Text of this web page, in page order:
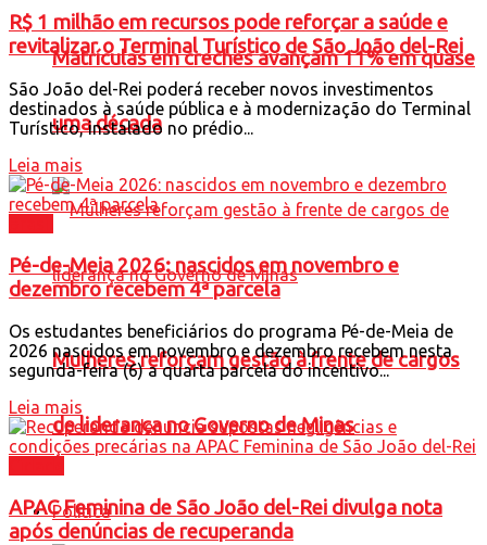
Matrículas em creches avançam 11% em quase
uma década
Mulheres reforçam gestão à frente de cargos
de liderança no Governo de Minas
Política
R$ 1 milhão em recursos pode reforçar a saúde e
revitalizar o Terminal Turístico de São João del-Rei
São João del-Rei poderá receber novos investimentos
destinados à saúde pública e à modernização do Terminal
Turístico, instalado no prédio...
Leia mais
Pé-de-Meia 2026: nascidos em novembro e
dezembro recebem 4ª parcela
Os estudantes beneficiários do programa Pé-de-Meia de
2026 nascidos em novembro e dezembro recebem nesta
segunda-feira (6) a quarta parcela do incentivo...
Leia mais
APAC Feminina de São João del-Rei divulga nota
após denúncias de recuperanda